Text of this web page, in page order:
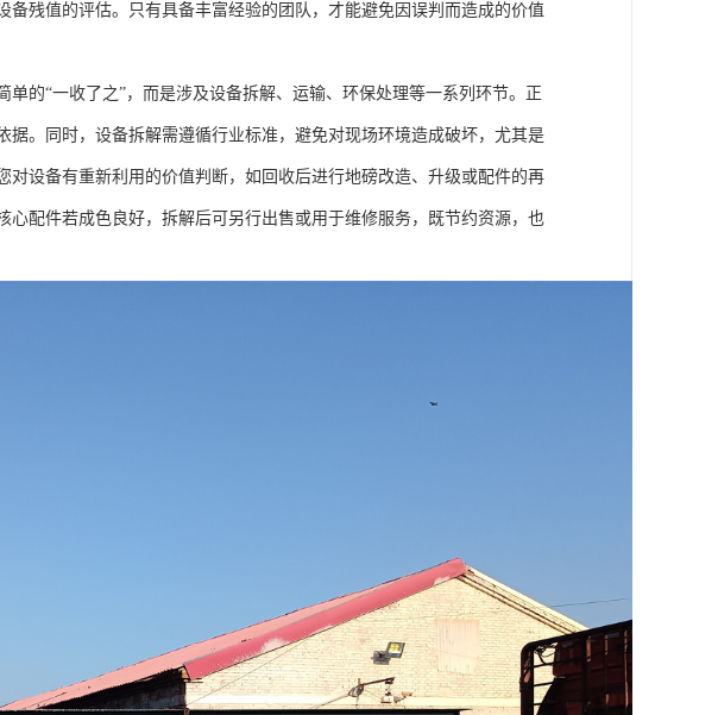
残值的评估。只有具备丰富经验的团队，才能避免因误判而造成的价值
的“一收了之”，而是涉及设备拆解、运输、环保处理等一系列环节。正
。同时，设备拆解需遵循行业标准，避免对现场环境造成破坏，尤其是
设备有重新利用的价值判断，如回收后进行地磅改造、升级或配件的再
配件若成色良好，拆解后可另行出售或用于维修服务，既节约资源，也